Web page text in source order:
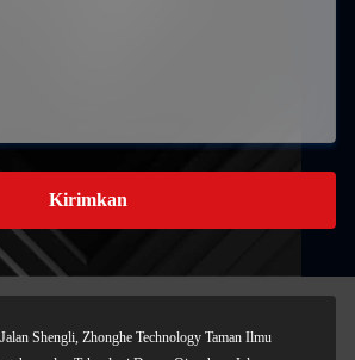
Kirimkan
Shengli, Zhonghe Technology Taman Ilmu